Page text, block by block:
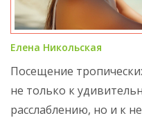
Елена Никольская
Посещение
не только к
расслаблению, но и к